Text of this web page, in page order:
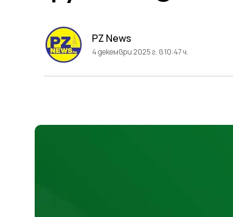
PZ News
4 декември 2025 г. в 10:47 ч.